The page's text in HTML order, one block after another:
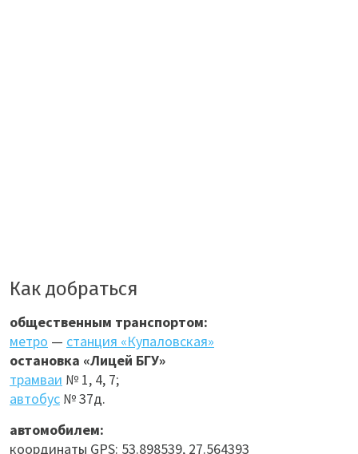
Как добраться
общественным транспортом:
метро — станция «Купаловская»
остановка «Лицей БГУ»
трамваи № 1, 4, 7;
автобус № 37д.
автомобилем:
координаты GPS: 53.898539, 27.564393